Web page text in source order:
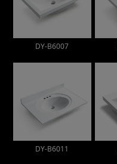
DY-B6007
DY-B6011